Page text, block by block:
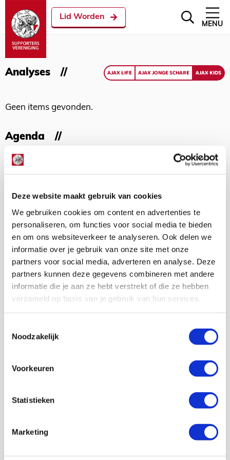
Deze website maakt gebruik van cookies
We gebruiken cookies om content en advertenties te
personaliseren, om functies voor social media te bieden
en om ons websiteverkeer te analyseren. Ook delen we
informatie over je gebruik van onze site met onze
partners voor social media, adverteren en analyse. Deze
partners kunnen deze gegevens combineren met andere
informatie die je aan ze hebt verstrekt of die ze hebben
verzameld op basis van je gebruik van hun services.
Noodzakelijk
Voorkeuren
Statistieken
Marketing
Lid Worden
MENU
Analyses AJAX LIFE AJAX JONGE SCHARE AJAX KIDS
Geen items gevonden.
Agenda
Geen items gevonden.
Met meer dan 150.000 Ajacieden
staan wij achter Ajax!
Lid worden
Volg ons ook op social
volgers
9,6K
volgers
7,5K